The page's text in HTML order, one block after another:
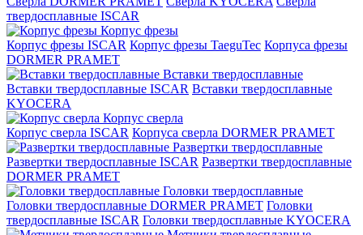
твердосплавные ISCAR
Корпус фрезы
Корпус фрезы ISCAR Корпус фрезы TaeguTec Корпуса фрезы
DORMER PRAMET
Вставки твердосплавные
Вставки твердосплавные ISCAR Вставки твердосплавные
KYOCERA
Корпус сверла
Корпус сверла ISCAR Корпуса сверла DORMER PRAMET
Развертки твердосплавные
Развертки твердосплавные ISCAR Развертки твердосплавные
DORMER PRAMET
Головки твердосплавные
Головки твердосплавные DORMER PRAMET Головки
твердосплавные ISCAR Головки твердосплавные KYOCERA